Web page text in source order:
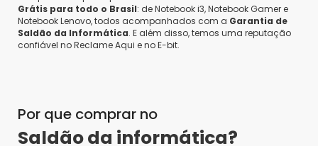
Grátis para todo o Brasil: de Notebook i3, Notebook Gamer e
Notebook Lenovo, todos acompanhados com a Garantia de
Saldão da Informática. E além disso, temos uma reputação
confiável no Reclame Aqui e no E-bit.
Por que comprar no
Saldão da informática?